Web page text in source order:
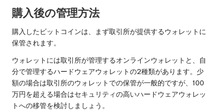
購入後の管理方法
購入したビットコインは、まず取引所が提供するウォレットに
保管されます。
ウォレットには取引所が管理するオンラインウォレットと、自
分で管理するハードウェアウォレットの2種類があります。少
額の場合は取引所のウォレットでの保管が一般的ですが、100
万円を超える場合はセキュリティの高いハードウェアウォレッ
トへの移管を検討しましょう。